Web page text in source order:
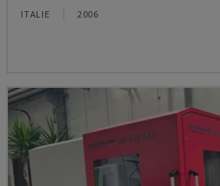
ITALIE 2006